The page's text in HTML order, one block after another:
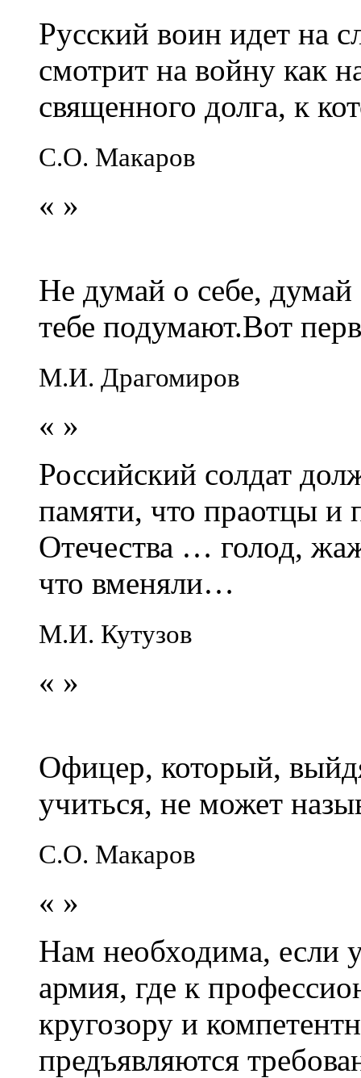
Русский воин идет на
смотрит на войну как
священного долга, к
С.О. Макаров
« »
Не думай о себе,
тебе подумают.Вот
М.И. Драгомиров
« »
Российский солдат
памяти, что праотцы и
Отечества … голод,
что вменяли…
М.И. Кутузов
« »
Офицер, который,
учиться, не может
С.О. Макаров
« »
Нам необходима, если
армия, где к
кругозору и
предъявляются